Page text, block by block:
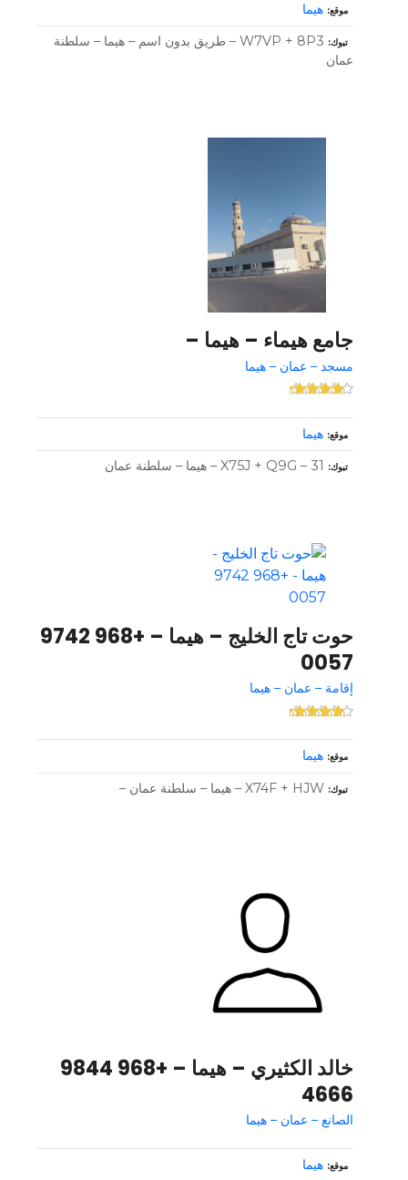
موقع هيما
تبوك
W7VP + 8P3 – طريق بدون اسم – هيما – سلطنة
عمان
جامع هيماء – هيما –
مسجد – عمان – هيما
موقع هيما
تبوك X75J + Q9G – 31 – هيما – سلطنة عمان
حوت تاج الخليج – هيما – +968 9742
0057
إقامة – عمان – هيما
موقع هيما
تبوك X74F + HJW – هيما – سلطنة عمان –
خالد الكثيري – هيما – +968 9844
4666
الصانع – عمان – هيما
موقع هيما